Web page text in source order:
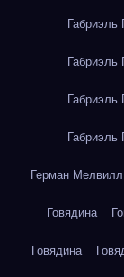
Герман
Говядина
Говядина